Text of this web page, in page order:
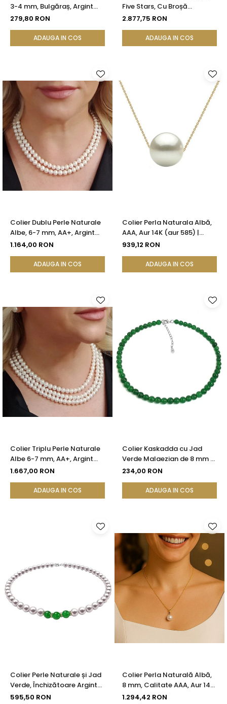
3-4 mm, Bulgăraș, Argint
925, Calitate AAA |
279,80 RON
ADAUGA IN COS
Five Stars, Cu Broșă
Detasabilă, Argint 925 |
2.877,75 RON
ADAUGA IN COS
Colier Dublu Perle Naturale
Albe, 6-7 mm, AA+, Argint
925 | KASKADDA®
1.164,00 RON
ADAUGA IN COS
Colier Perla Naturala Albă,
AAA, Aur 14K (aur 585) |
KASKADDA®
939,12 RON
ADAUGA IN COS
Colier Triplu Perle Naturale
Albe 6-7 mm, AA+, Argint
925 | KASKADDA®
1.667,00 RON
ADAUGA IN COS
Colier Kaskadda cu Jad
Verde Malaezian de 8 mm si
Inchizatoare din Argint |
234,00 RON
ADAUGA IN COS
Colier Perle Naturale și Jad
Verde, Închizătoare Argint
925 | KASKADDA®
595,50 RON
Colier Perla Naturală Albă,
8 mm, Calitate AAA, Aur 14K
(aur 585) | KASKADDA®
1.294,42 RON